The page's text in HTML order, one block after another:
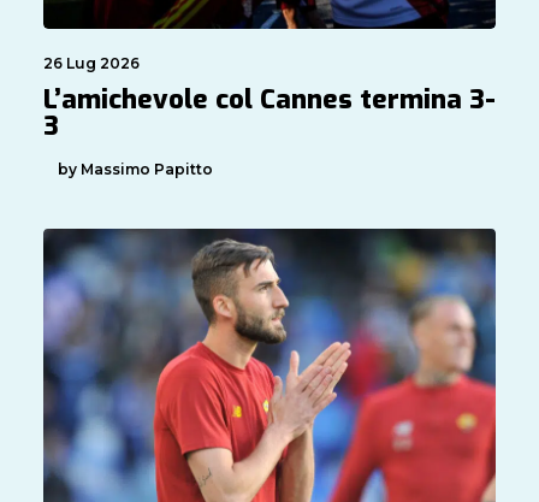
26 Lug 2026
L’amichevole col Cannes termina 3-
3
by Massimo Papitto